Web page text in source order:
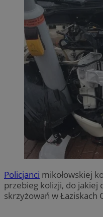
Policjanci mikołowskiej
przebieg kolizji, do jakiej
skrzyżowań w Łaziskach